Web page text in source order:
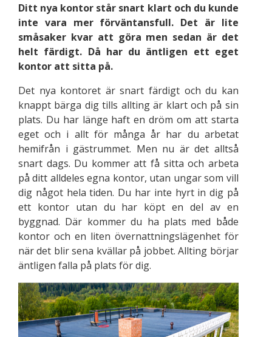
Ditt nya kontor står snart klart och du kunde
inte vara mer förväntansfull. Det är lite
småsaker kvar att göra men sedan är det
helt färdigt. Då har du äntligen ett eget
kontor att sitta på.
Det nya kontoret är snart färdigt och du kan
knappt bärga dig tills allting är klart och på sin
plats. Du har länge haft en dröm om att starta
eget och i allt för många år har du arbetat
hemifrån i gästrummet. Men nu är det alltså
snart dags. Du kommer att få sitta och arbeta
på ditt alldeles egna kontor, utan ungar som vill
dig något hela tiden. Du har inte hyrt in dig på
ett kontor utan du har köpt en del av en
byggnad. Där kommer du ha plats med både
kontor och en liten övernattningslägenhet för
när det blir sena kvällar på jobbet. Allting börjar
äntligen falla på plats för dig.